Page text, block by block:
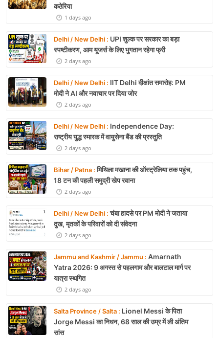
कठेरिया
1 days ago
Delhi / New Delhi : UPI शुल्क पर सरकार का बड़ा
स्पष्टीकरण, आम यूजर्स के लिए भुगतान रहेगा फ्री
2 days ago
Delhi / New Delhi : IIT Delhi दीक्षांत समारोह: PM
मोदी ने AI और नवाचार पर दिया जोर
2 days ago
Delhi / New Delhi : Independence Day:
राष्ट्रीय युद्ध स्मारक में वायुसेना बैंड की प्रस्तुति
2 days ago
Bihar / Patna :मिथिला मखाना की ऑस्ट्रेलिया तक पहुंच,
18 टन की पहली समुद्री खेप रवाना
2 days ago
Delhi / New Delhi :चंबा हादसे पर PM मोदी ने जताया
दुख, मृतकों के परिवारों को दी संवेदना
2 days ago
Jammu and Kashmir / Jammu : Amarnath
Yatra 2026: 9 अगस्त से पहलगाम और बालटाल मार्ग पर
यात्रा स्थगित
2 days ago
Salta Province / Salta : Lionel Messi के पिता
Jorge Messi का निधन, 68 साल की उम्र में ली अंतिम
सांस